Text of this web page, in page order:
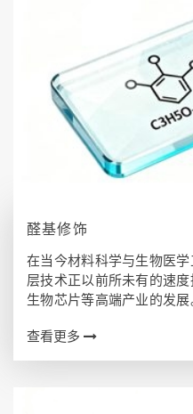
醛基修饰
在当今材料科学与生物医
层技术正以前所未有的速
生物芯片等高端产业的发
醛基（-CHO）官能团，实
查看更多